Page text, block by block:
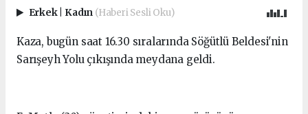
Erkek Kadın (Haberi Sesli Oku)
Kaza, bugün saat 16.30 sıralarında Söğütlü Beldesi'nin
Sarışeyh Yolu çıkışında meydana geldi.